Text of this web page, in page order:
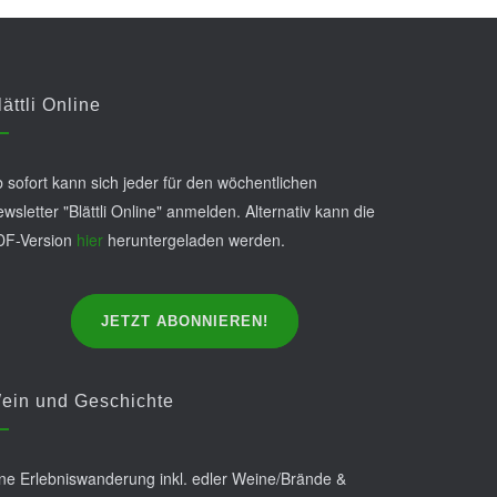
Online
sofort kann sich jeder für den wöchentlichen
"Blättli Online" anmelden. Alternativ kann die
Version hier heruntergeladen werden.
JETZT ABONNIEREN!
und Geschichte
Erlebniswanderung inkl. edler Weine/Brände &